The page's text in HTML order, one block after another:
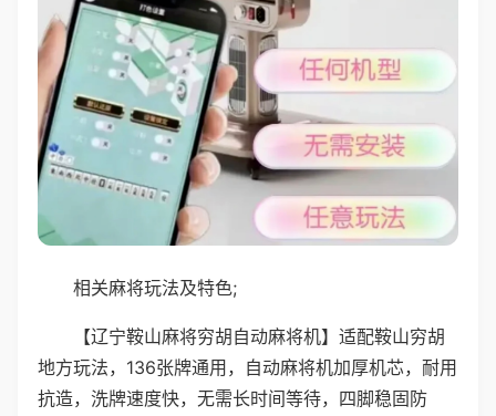
相关麻将玩法及特色;
【辽宁鞍山麻将穷胡自动麻将机】适配鞍山穷胡
地方玩法，136张牌通用，自动麻将机加厚机芯，耐用
抗造，洗牌速度快，无需长时间等待，四脚稳固防